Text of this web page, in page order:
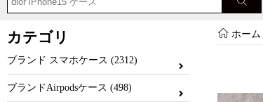
カテゴリ
ブランド スマホケース (2312)
ブランドAirpodsケース (498)
ホーム